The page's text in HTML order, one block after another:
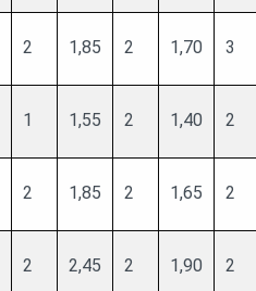
2 1,85 2 1,70 3
1 1,55 2 1,40 2
2 1,85 2 1,65 2
2 2,45 2 1,90 2